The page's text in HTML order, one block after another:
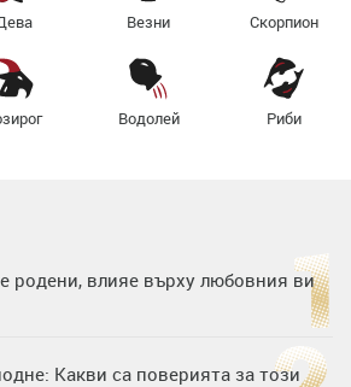
Везни Скорпион
Водолей Риби
родени, влияе върху любовния ви
Какви са поверията за този